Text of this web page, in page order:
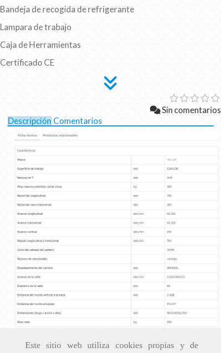
Este sitio web utiliza cookies propias y de
Bandeja de recogida de refrigerante
Lampara de trabajo
Caja de Herramientas
Certificado CE
Sin comentarios
Descripción Comentarios